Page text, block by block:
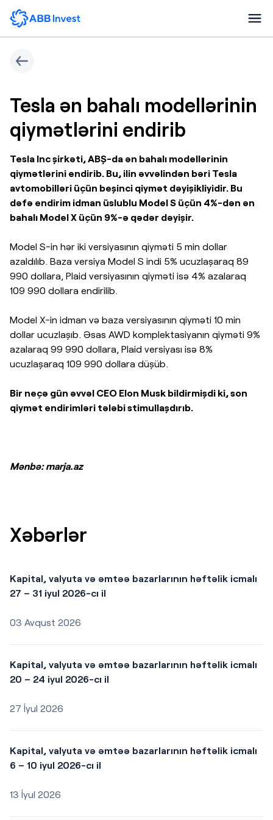
Tesla ən bahalı modellərinin
qiymətlərini endirib
Tesla Inc şirkəti, ABŞ-da ən bahalı modellərinin
qiymətlərini endirib. Bu, ilin əvvəlindən bəri Tesla
avtomobilləri üçün beşinci qiymət dəyişikliyidir. Bu
dəfə endirim idman üslublu Model S üçün 4%-dən ən
bahalı Model X üçün 9%-ə qədər dəyişir.
Model S-in hər iki versiyasının qiyməti 5 min dollar
azaldılıb. Baza versiya Model S indi 5% ucuzlaşaraq 89
990 dollara, Plaid versiyasının qiyməti isə 4% azalaraq
109 990 dollara endirilib.
Model X-in idman və baza versiyasının qiyməti 10 min
dollar ucuzlaşıb. Əsas AWD komplektasiyanın qiyməti 9%
azalaraq 99 990 dollara, Plaid versiyası isə 8%
ucuzlaşaraq 109 990 dollara düşüb.
Bir neçə gün əvvəl CEO Elon Musk bildirmişdi ki, son
qiymət endirimləri tələbi stimullaşdırıb.
Mənbə: marja.az
Xəbərlər
Kapital, valyuta və əmtəə bazarlarının həftəlik icmalı
27 – 31 iyul 2026-cı il
03 Avqust 2026
Kapital, valyuta və əmtəə bazarlarının həftəlik icmalı
20 – 24 iyul 2026-cı il
27 İyul 2026
Kapital, valyuta və əmtəə bazarlarının həftəlik icmalı
6 – 10 iyul 2026-cı il
13 İyul 2026